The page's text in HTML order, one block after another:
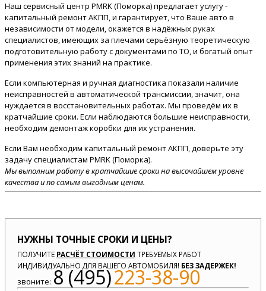
Наш сервисный центр PMRK (Поморка) предлагает услугу -
капитальный ремонт АКПП, и гарантирует, что Ваше авто в
независимости от модели, окажется в надёжных руках
специалистов, имеющих за плечами серьёзную теоретическую
подготовительную работу с документами по ТО, и богатый опыт
применения этих знаний на практике.
Если компьютерная и ручная диагностика показали наличие
неисправностей в автоматической трансмиссии, значит, она
нуждается в восстановительных работах. Мы проведём их в
кратчайшие сроки. Если наблюдаются большие неисправности,
необходим демонтаж коробки для их устранения.
Если Вам необходим капитальный ремонт АКПП, доверьте эту
задачу специалистам PMRK (Поморка).
Мы выполним работу в кратчайшие сроки на высочайшем уровне
качества и по самым выгодным ценам.
НУЖНЫ ТОЧНЫЕ СРОКИ И ЦЕНЫ?
ПОЛУЧИТЕ РАСЧЁТ СТОИМОСТИ ТРЕБУЕМЫХ РАБОТ
ИНДИВИДУАЛЬНО ДЛЯ ВАШЕГО АВТОМОБИЛЯ! БЕЗ ЗАДЕРЖЕК!
звоните: 8 (495)223-38-90